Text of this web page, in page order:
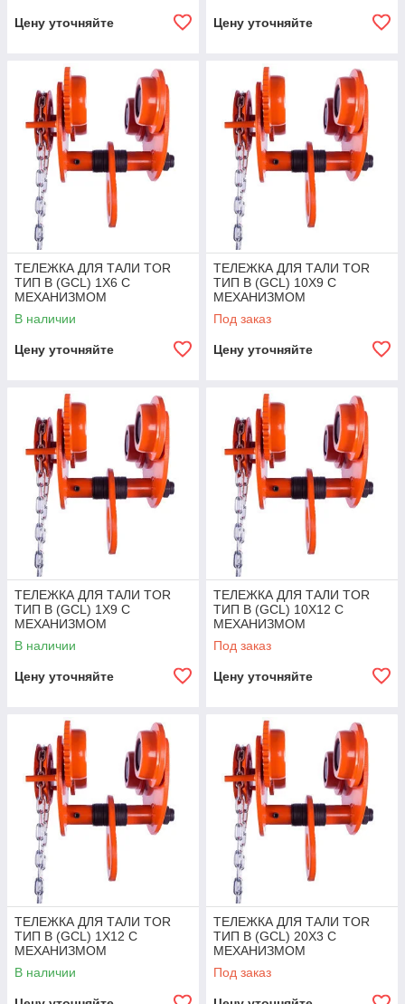
Цену уточняйте Цену уточняйте
ТЕЛЕЖКА ДЛЯ ТАЛИ TOR
ТИП В (GCL) 1Х6 С
МЕХАНИЗМОМ
ПЕРЕДВИЖЕНИЯ
В наличии
Цену уточняйте
ТЕЛЕЖКА ДЛЯ ТАЛИ TOR
ТИП В (GCL) 10Х9 С
МЕХАНИЗМОМ
ПЕРЕДВИЖЕНИЯ
Под заказ
Цену уточняйте
ТЕЛЕЖКА ДЛЯ ТАЛИ TOR
ТИП В (GCL) 1Х9 С
МЕХАНИЗМОМ
ПЕРЕДВИЖЕНИЯ
В наличии
Цену уточняйте
ТЕЛЕЖКА ДЛЯ ТАЛИ TOR
ТИП В (GCL) 10Х12 С
МЕХАНИЗМОМ
ПЕРЕДВИЖЕНИЯ
Под заказ
Цену уточняйте
ТЕЛЕЖКА ДЛЯ ТАЛИ TOR
ТИП В (GCL) 1Х12 С
МЕХАНИЗМОМ
ПЕРЕДВИЖЕНИЯ
В наличии
ТЕЛЕЖКА ДЛЯ ТАЛИ TOR
ТИП В (GCL) 20Х3 С
МЕХАНИЗМОМ
ПЕРЕДВИЖЕНИЯ
Под заказ